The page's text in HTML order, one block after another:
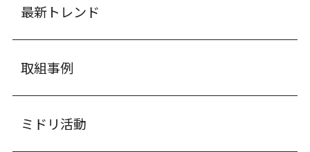
最新トレンド
取組事例
ミドリ活動